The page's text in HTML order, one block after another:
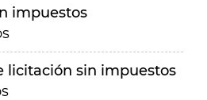
impuestos
licitación sin impuestos